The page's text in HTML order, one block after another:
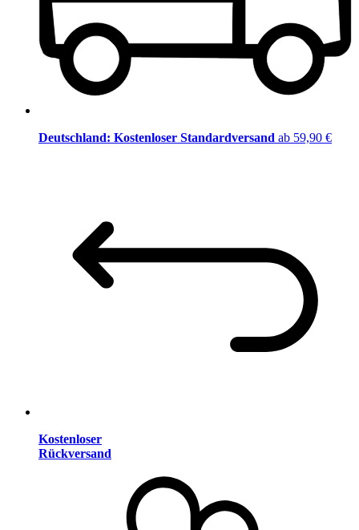
Deutschland: Kostenloser Standardversand ab 59,90 €
Kostenloser
Rückversand